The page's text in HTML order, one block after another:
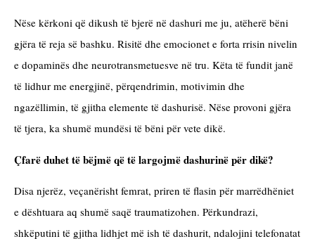
Nëse kërkoni që dikush të bjerë në dashuri me ju, atëherë bëni
gjëra të reja së bashku. Risitë dhe emocionet e forta rrisin nivelin
e dopaminës dhe neurotransmetuesve në tru. Këta të fundit janë
të lidhur me energjinë, përqendrimin, motivimin dhe
ngazëllimin, të gjitha elemente të dashurisë. Nëse provoni gjëra
të tjera, ka shumë mundësi të bëni për vete dikë.
Çfarë duhet të bëjmë që të largojmë dashurinë për dikë?
Disa njerëz, veçanërisht femrat, priren të flasin për marrëdhëniet
e dështuara aq shumë saqë traumatizohen. Përkundrazi,
shkëputini të gjitha lidhjet më ish të dashurit, ndalojini telefonatat